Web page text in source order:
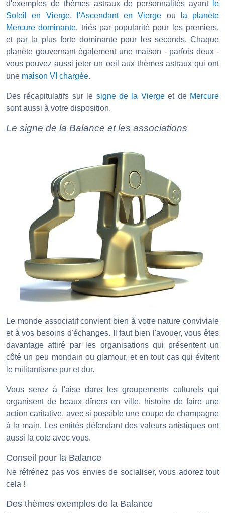
d'exemples de thèmes astraux de personnalités ayant
le
Soleil en Vierge, l'Ascendant en Vierge ou
la planète
Mercure dominante, triés par popularité pour les premiers,
et par la plus forte dominante pour les seconds. Chaque
planète gouvernant également une maison - parfois deux -
vous pouvez aussi jeter un oeil aux thèmes astraux qui ont
une maison VI chargée.
Des récapitulatifs sur le signe de la Viergeet de Mercure
sont aussi à votre disposition.
Le signe de la Balance et les associations
Le monde associatif convient bien à votre nature conviviale
et à vos besoins d'échanges. Il faut bien l'avouer, vous êtes
davantage attiré par les organisations qui présentent un
côté un peu mondain ou glamour, et en tout cas qui évitent
le militantisme pur et dur.
Vous serez à l'aise dans les groupements culturels qui
organisent de beaux dîners en ville, histoire de faire une
action caritative, avec si possible une coupe de champagne
à la main. Les entités défendant des valeurs artistiques ont
aussi la cote avec vous.
Conseil pour la Balance
Ne réfrénez pas vos envies de socialiser, vous adorez tout
cela !
Des thèmes exemples de la Balance